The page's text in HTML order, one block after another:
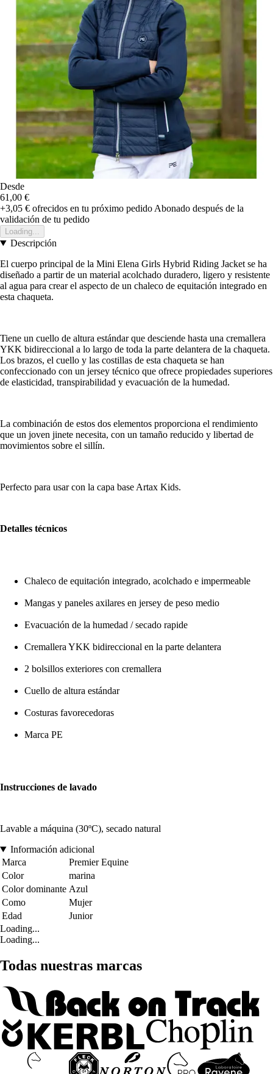
Desde
61,00 €
+3,05 € ofrecidos en tu próximo pedido Abonado después de la
validación de tu pedido
Loading...
Descripción
El cuerpo principal de la Mini Elena Girls Hybrid Riding Jacket se ha
diseñado a partir de un material acolchado duradero, ligero y resistente
al agua para crear el aspecto de un chaleco de equitación integrado en
esta chaqueta.
Tiene un cuello de altura estándar que desciende hasta una cremallera
YKK bidireccional a lo largo de toda la parte delantera de la chaqueta.
Los brazos, el cuello y las costillas de esta chaqueta se han
confeccionado con un jersey técnico que ofrece propiedades superiores
de elasticidad, transpirabilidad y evacuación de la humedad.
La combinación de estos dos elementos proporciona el rendimiento
que un joven jinete necesita, con un tamaño reducido y libertad de
movimientos sobre el sillín.
Perfecto para usar con la capa base Artax Kids.
Detalles técnicos
Chaleco de equitación integrado, acolchado e impermeable
Mangas y paneles axilares en jersey de peso medio
Evacuación de la humedad / secado rapide
Cremallera YKK bidireccional en la parte delantera
2 bolsillos exteriores con cremallera
Cuello de altura estándar
Costuras favorecedoras
Marca PE
Instrucciones de lavado
Lavable a máquina (30ºC), secado natural
Información adicional
Marca
Premier Equine
Color
marina
Color dominante Azul
Como
Mujer
Edad
Junior
Loading...
Loading...
Todas nuestras marcas